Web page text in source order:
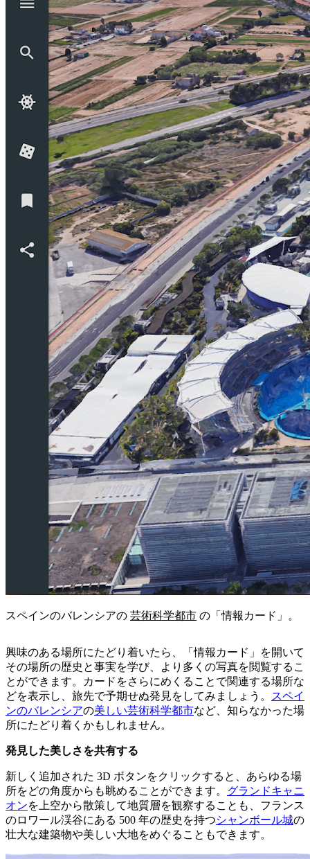
スペインのバレンシアの 芸術科学都市 の「情報カード」。
興味のある場所にたどり着いたら、「情報カード」を開いて
その場所の歴史と事実を学び、より多くの写真を閲覧するこ
とができます。カードをさらにめくることで関連する場所な
どを表示し、旅先で予期せぬ発見をしてみましょう。
スペイ
ンのバレンシアの美しい芸術科学都市など、知らなかった場
所にたどり着くかもしれません。
発見した美しさを共有する
新しく追加された 3D ボタンをクリックすると、あらゆる場
所をどの角度からも眺めることができます。 グランドキャニ
オンを上空から散策して地質層を観察することも、フランス
のロワール渓谷にある 500 年の歴史を持つシャンボール城の
壮大な建築物や美しい大地をめぐることもできます。